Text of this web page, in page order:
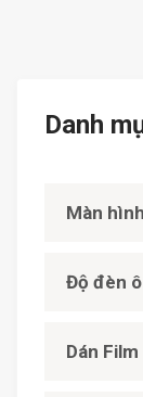
Danh
Màn
Độ đèn
Dán